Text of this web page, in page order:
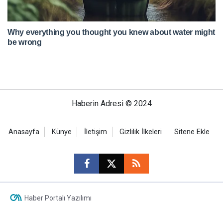
Haberin Adresi © 2024
Anasayfa Künye İletişim Gizlilik İlkeleri Sitene Ekle
Haber Portalı Yazılımı